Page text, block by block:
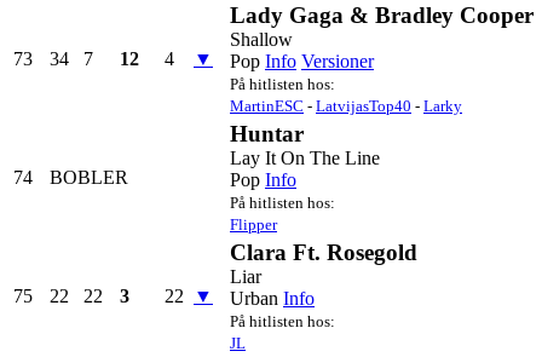
73 34 7 12 4 ▼
Lady Gaga & Bradley Cooper
Shallow
Pop Info Versioner
På hitlisten hos:
MartinESC - LatvijasTop40 - Larky
74 BOBLER
Huntar
Lay It On The Line
Pop Info
På hitlisten hos:
Flipper
75 22 22 3 22 ▼
Clara Ft. Rosegold
Liar
Urban Info
På hitlisten hos:
JL